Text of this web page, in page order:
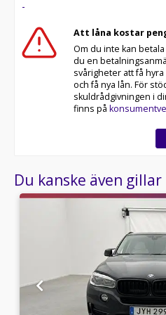
hjuluppsättningar till bra
och enkelt hos oss.
Med korta lagertider
oss idag för att reservera din
erbjuder även skräddarsydd
fri försäkring från Folksam.
Besökstider i butik:
Utrustning/Tillbehör:
M Sport,xDrive,Shadow
bak,Soltak/
rutor,Elektrisk
-
Att låna kostar
Om du inte kan
du en
svårigheter att få
och få nya lån. För
skuldrådgivningen i
finns på
Du kanske även gillar